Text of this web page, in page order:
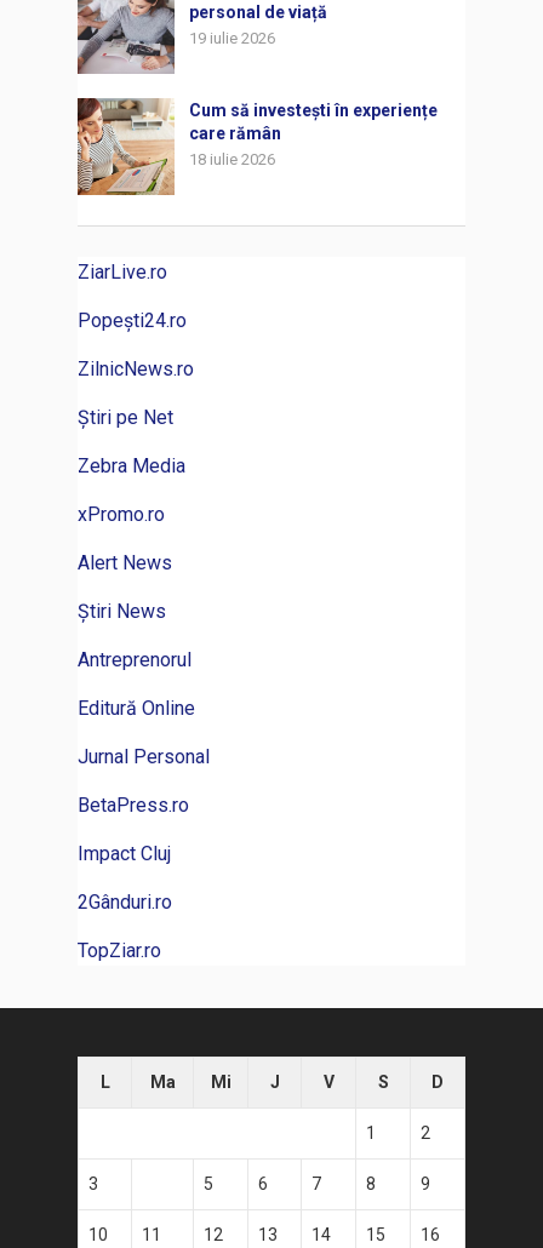
personal de viață
19 iulie 2026
Cum să investești în experiențe
care rămân
18 iulie 2026
ZiarLive.ro
Popești24.ro
ZilnicNews.ro
Știri pe Net
Zebra Media
xPromo.ro
Alert News
Știri News
Antreprenorul
Editură Online
Jurnal Personal
BetaPress.ro
Impact Cluj
2Gânduri.ro
TopZiar.ro
L Ma Mi J V S D
1 2
3 5 6 7 8 9
10 11 12 13 14 15 16